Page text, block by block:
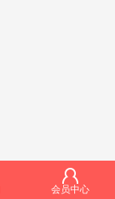
会员中心